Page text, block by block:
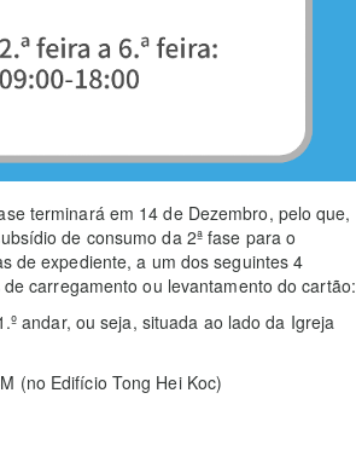
terminará em 14 de Dezembro, pelo que,
de consumo da 2ª fase para o
de expediente, a um dos seguintes 4
carregamento ou levantamento do cartão:
andar, ou seja, situada ao lado da Igreja
(no Edifício Tong Hei Koc)